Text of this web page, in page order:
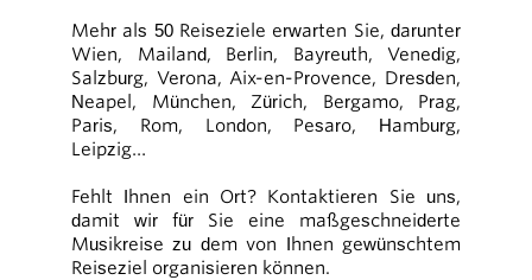
Mehr als 50 Reiseziele erwarten Sie, darunter
Wien, Mailand, Berlin, Bayreuth, Venedig,
Salzburg, Verona, Aix-en-Provence, Dresden,
Neapel, München, Zürich, Bergamo, Prag,
Paris, Rom, London, Pesaro, Hamburg,
Leipzig…
Fehlt Ihnen ein Ort? Kontaktieren Sie uns,
damit wir für Sie eine maßgeschneiderte
Musikreise zu dem von Ihnen gewünschtem
Reiseziel organisieren können.